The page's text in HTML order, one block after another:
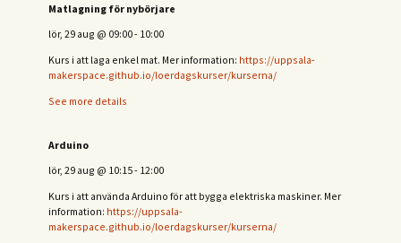
Matlagning för nybörjare
lör, 29 aug @ 09:00- 10:00
Kurs i att laga enkel mat. Mer information: https://uppsala-
makerspace.github.io/loerdagskurser/kurserna/
See more details
Arduino
lör, 29 aug @ 10:15- 12:00
Kurs i att använda Arduino för att bygga elektriska maskiner. Mer
information: https://uppsala-
makerspace.github.io/loerdagskurser/kurserna/